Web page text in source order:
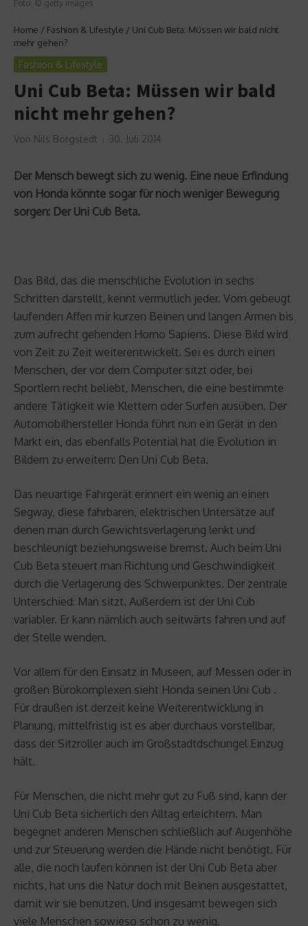
Foto: © getty images
Home / Fashion & Lifestyle / Uni Cub Beta: Müssen wir bald nicht
mehr gehen?
Fashion & Lifestyle
Uni Cub Beta: Müssen wir bald
nicht mehr gehen?
Von Nils Borgstedt 30. Juli 2014
Der Mensch bewegt sich zu wenig. Eine neue Erfindung
von Honda könnte sogar für noch weniger Bewegung
sorgen: Der Uni Cub Beta.
Das Bild, das die menschliche Evolution in sechs
Schritten darstellt, kennt vermutlich jeder. Vom gebeugt
laufenden Affen mir kurzen Beinen und langen Armen bis
zum aufrecht gehenden Homo Sapiens. Diese Bild wird
von Zeit zu Zeit weiterentwickelt. Sei es durch einen
Menschen, der vor dem Computer sitzt oder, bei
Sportlern recht beliebt, Menschen, die eine bestimmte
andere Tätigkeit wie Klettern oder Surfen ausüben. Der
Automobilhersteller Honda führt nun ein Gerät in den
Markt ein, das ebenfalls Potential hat die Evolution in
Bildern zu erweitern: Den Uni Cub Beta.
Das neuartige Fahrgerät erinnert ein wenig an einen
Segway, diese fahrbaren, elektrischen Untersätze auf
denen man durch Gewichtsverlagerung lenkt und
beschleunigt beziehungsweise bremst. Auch beim Uni
Cub Beta steuert man Richtung und Geschwindigkeit
durch die Verlagerung des Schwerpunktes. Der zentrale
Unterschied: Man sitzt. Außerdem ist der Uni Cub
variabler. Er kann nämlich auch seitwärts fahren und auf
der Stelle wenden.
Vor allem für den Einsatz in Museen, auf Messen oder in
großen Bürokomplexen sieht Honda seinen Uni Cub .
Für draußen ist derzeit keine Weiterentwicklung in
Planung, mittelfristig ist es aber durchaus vorstellbar,
dass der Sitzroller auch im Großstadtdschungel Einzug
hält.
Für Menschen, die nicht mehr gut zu Fuß sind, kann der
Uni Cub Beta sicherlich den Alltag erleichtern. Man
begegnet anderen Menschen schließlich auf Augenhöhe
und zur Steuerung werden die Hände nicht benötigt. Für
alle, die noch laufen können ist der Uni Cub Beta aber
nichts, hat uns die Natur doch mit Beinen ausgestattet,
damit wir sie benutzen. Und insgesamt bewegen sich
viele Menschen sowieso schon zu wenig.